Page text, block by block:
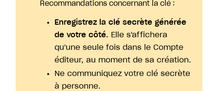
Recommandations concernant la clé :
Enregistrez la clé secrète générée
de votre côté. Elle s'affichera
qu'une seule fois dans le Compte
éditeur, au moment de sa création.
Ne communiquez votre clé secrète
à personne.